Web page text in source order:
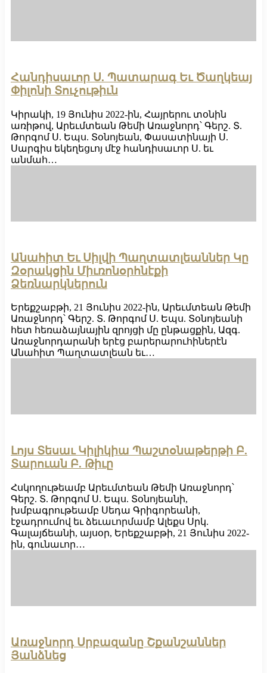
Հանդիսաւոր Ս. Պատարագ Եւ Ծաղկեայ
Փիլոնի Տուչութիւն
Կիրակի, 19 Յունիս 2022-ին, Հայրերու տօնին
առիթով, Արեւմտեան Թեմի Առաջնորդ՝ Գերշ. Տ.
Թորգոմ Ս. Եպս. Տօնոյեան, Փասատինայի Ս.
Սարգիս եկեղեցւոյ մէջ հանդիսաւոր Ս. եւ
անմահ…
Անահիտ Եւ Սիլվի Պաղտատլեաններ Կը
Զօրակցին Միւռոնօրհնէքի
Ձեռնարկներուն
Երեքշաբթի, 21 Յունիս 2022-ին, Արեւմտեան Թեմի
Առաջնորդ՝ Գերշ. Տ. Թորգոմ Ս. Եպս. Տօնոյեանի
հետ հեռաձայնային զրոյցի մը ընթացքին, Ազգ.
Առաջնորդարանի երէց բարերարուհիներէն
Անահիտ Պաղտատլեան եւ…
Լոյս Տեսաւ Կիլիկիա Պաշտօնաթերթի Բ.
Տարուան Բ. Թիւը
Հսկողութեամբ Արեւմտեան Թեմի Առաջնորդ՝
Գերշ. Տ. Թորգոմ Ս. Եպս. Տօնոյեանի,
խմբագրութեամբ Սեդա Գրիգորեանի,
էջադրումով եւ ձեւաւորմամբ Ալեքս Սրկ.
Գալայճեանի, այսօր, Երեքշաբթի, 21 Յունիս 2022-
ին, գունաւոր…
Առաջնորդ Սրբազանը Շքանշաններ
Յանձնեց